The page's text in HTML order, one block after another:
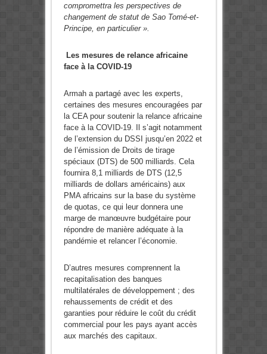
compromettra les perspectives de
changement de statut de Sao Tomé-et-
Principe, en particulier ».
Les mesures de relance africaine
face à la COVID-19
Armah a partagé avec les experts,
certaines des mesures encouragées par
la CEA pour soutenir la relance africaine
face à la COVID-19. Il s’agit notamment
de l’extension du DSSI jusqu’en 2022 et
de l’émission de Droits de tirage
spéciaux (DTS) de 500 milliards. Cela
fournira 8,1 milliards de DTS (12,5
milliards de dollars américains) aux
PMA africains sur la base du système
de quotas, ce qui leur donnera une
marge de manœuvre budgétaire pour
répondre de manière adéquate à la
pandémie et relancer l’économie.
D’autres mesures comprennent la
recapitalisation des banques
multilatérales de développement ; des
rehaussements de crédit et des
garanties pour réduire le coût du crédit
commercial pour les pays ayant accès
aux marchés des capitaux.